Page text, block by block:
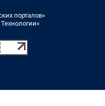
порталов»